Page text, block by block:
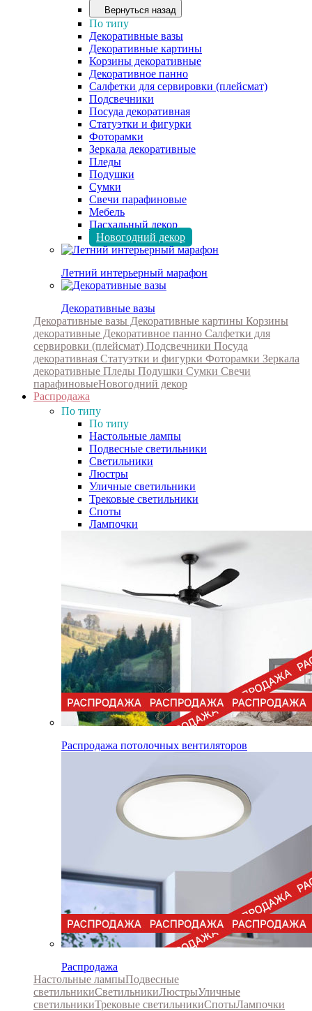
Вернуться назад
По типу
Декоративные вазы
Декоративные картины
Корзины декоративные
Декоративное панно
Салфетки для сервировки (плейсмат)
Подсвечники
Посуда декоративная
Статуэтки и фигурки
Фоторамки
Зеркала декоративные
Пледы
Подушки
Сумки
Свечи парафиновые
Мебель
Пасхальный декор
Новогодний декор
Летний интерьерный марафон
Декоративные вазы
Декоративные вазы Декоративные картины Корзины
декоративные Декоративное панно Салфетки для
сервировки (плейсмат) Подсвечники Посуда
декоративная Статуэтки и фигурки Фоторамки Зеркала
декоративные Пледы Подушки Сумки Свечи
парафиновыеНовогодний декор
Распродажа
По типу
По типу
Настольные лампы
Подвесные светильники
Светильники
Люстры
Уличные светильники
Трековые светильники
Споты
Лампочки
Распродажа потолочных вентиляторов
Распродажа
Настольные лампыПодвесные
светильникиСветильникиЛюстрыУличные
светильникиТрековые светильникиСпотыЛампочки